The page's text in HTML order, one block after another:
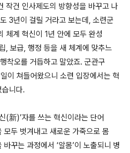
작건 인사제도의 방향성을 바꾸고 나
3년이 걸릴 거라고 보는데, 소련군
계 혁신이 1년 안에 모두 완성
, 보급, 행정 등을 새 체계에 맞추느
착오를 거듭하고 말았죠. 군관구
이 쳐들어왔으니 소련 입장에서는 혁
니다.
(新)’자를 쓰는 혁신이라는 단어
모두 벗겨내고 새로운 가죽으로 몸
꾸는 과정에서 ‘알몸’이 노출되니 병